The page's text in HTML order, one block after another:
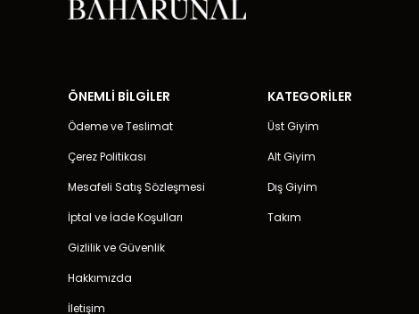
ÖNEMLİ BİLGİLER
Ödeme ve Teslimat
Çerez Politikası
Mesafeli Satış Sözleşmesi
İptal ve İade Koşulları
Gizlilik ve Güvenlik
Hakkımızda
İletişim
KATEGORİLER
Üst Giyim
Alt Giyim
Dış Giyim
Takım